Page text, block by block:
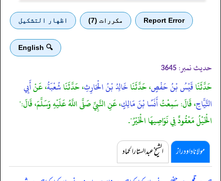
Report Error مكررات (7) اظهار التشكيل
🔍 English
حدیث نمبر: 3645
حَدَّثَنَاقَيْسُ بْنُ حَفْصٍ، حَدَّثَنَاخَالِدُ بْنُ الْحَارِثِ، حَدَّثَنَاشُعْبَةُ، عَنْأَبِي
التَّيَّاحِ، قَالَ: سَمِعْتُأَنَسًا بْنَ مَالِكٍ، عَنِ النَّبِيِّ صَلَّى اللَّهُ عَلَيْهِ وَسَلَّمَ، قَالَ:"
الْخَيْلُ مَعْقُودٌ فِي نَوَاصِيهَا الْخَيْرُ".
مولانا داود راز الشیخ عبدالستار الحماد